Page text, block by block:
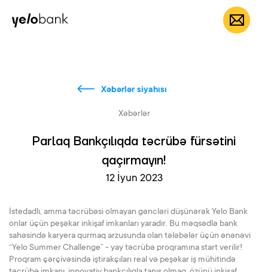
Fərdi Biznes AZ
Xəbərlər siyahısı
Xəbərlər
Parlaq Bankçılıqda təcrübə fürsətini
qaçırmayın!
12 İyun 2023
İstedadlı, amma təcrübəsi olmayan gəncləri düşünərək Yelo Bank
onlar üçün peşəkar inkişaf imkanları yaradır. Bu məqsədlə bank
sahəsində karyera qurmaq arzusunda olan tələbələr üçün ənənəvi
“Yelo Summer Challenge” - yay təcrübə proqramına start verilir!
Proqram çərçivəsində iştirakçıları real və peşəkar iş mühitində